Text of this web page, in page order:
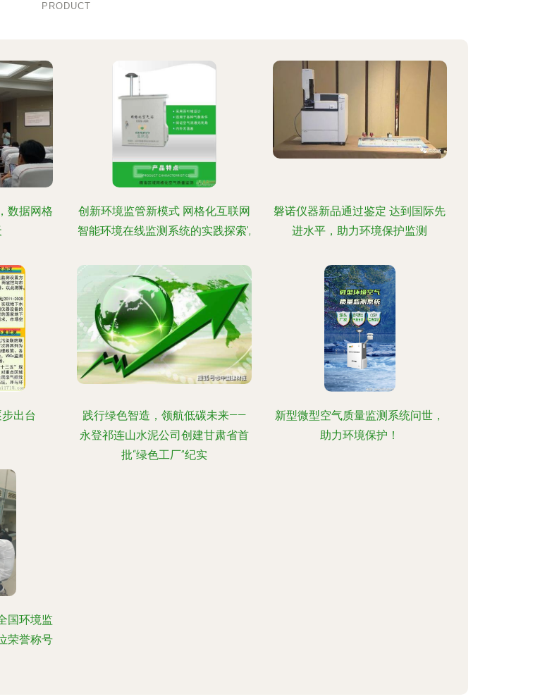
PRODUCT
数据网格
创新环境监管新模式 网格化互联网
智能环境在线监测系统的实践探索',
磐诺仪器新品通过鉴定 达到国际先
进水平，助力环境保护监测
出台
践行绿色智造，领航低碳未来——
永登祁连山水泥公司创建甘肃省首
批“绿色工厂”纪实
新型微型空气质量监测系统问世，
助力环境保护！
国环境监
荣誉称号